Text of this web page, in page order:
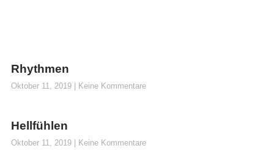
Rhythmen
Oktober 11, 2019 Keine Kommentare
Hellfühlen
Oktober 11, 2019 Keine Kommentare